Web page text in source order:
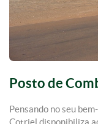
Posto de
Pensando no seu
Cotriel disponibiliza